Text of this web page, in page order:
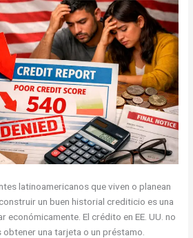
latinoamericanos que viven o planean
un buen historial crediticio es una
económicamente. El crédito en EE. UU. no
una tarjeta o un préstamo.